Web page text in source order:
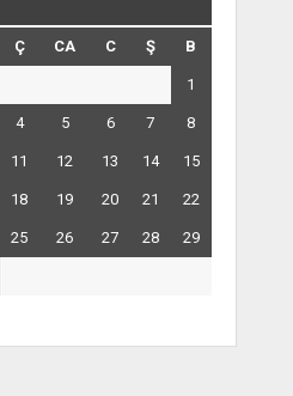
Ç CA C Ş B
1
4 5 6 7 8
11 12 13 14 15
18 19 20 21 22
25 26 27 28 29